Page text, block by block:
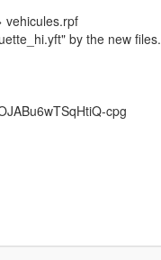
vehicules.rpf
by the new files.
cpg